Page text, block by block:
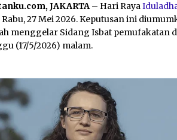
JAKARTA – Hari Raya
Rabu, 27 Mei 2026. Keputusan ini
menggelar Sidang Isbat pemufakatan
(17/5/2026) malam.